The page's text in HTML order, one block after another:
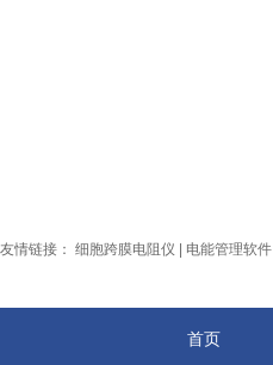
友情链接： 细胞跨膜电阻仪 电能管理软件
首页